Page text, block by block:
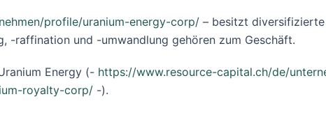
profile/uranium-energy-corp/ – besitzt
-raffination und -umwandlung gehören zum Geschäft.
Energy (- https://www.resource-capital.ch/de/
royalty-corp/ -).